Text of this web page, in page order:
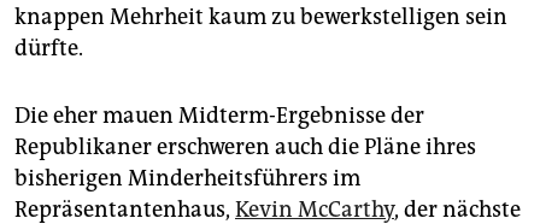
knappen Mehrheit kaum zu bewerkstelligen sein
dürfte.
Die eher mauen Midterm-Ergebnisse der
Republikaner erschweren auch die Pläne ihres
bisherigen Minderheitsführers im
Repräsentantenhaus, Kevin McCarthy, der nächste